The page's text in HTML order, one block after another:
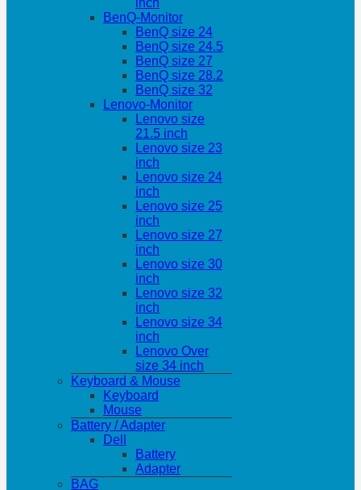
inch
BenQ-Monitor
BenQ size 24
BenQ size 24.5
BenQ size 27
BenQ size 28.2
BenQ size 32
Lenovo-Monitor
Lenovo size
21.5 inch
Lenovo size 23
inch
Lenovo size 24
inch
Lenovo size 25
inch
Lenovo size 27
inch
Lenovo size 30
inch
Lenovo size 32
inch
Lenovo size 34
inch
Lenovo Over
size 34 inch
Keyboard & Mouse
Keyboard
Mouse
Battery / Adapter
Dell
Battery
Adapter
BAG